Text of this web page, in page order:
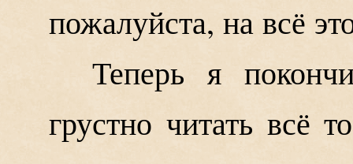
пожалуйста, на всё
Теперь я
грустно читать всё